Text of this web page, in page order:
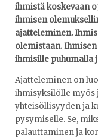
ihmistä koskevaan
ihmisen
ajatteleminen.
olemistaan.
ihmisille puhumalla
Ajatteleminen on
ihmisyksilölle myös
yhteisöllisyyden ja
pysymiselle. Se,
palauttaminen ja